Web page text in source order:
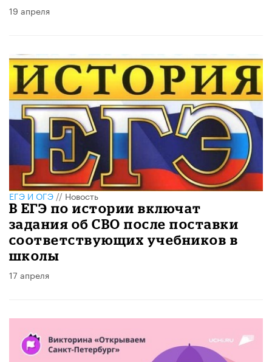
19 апреля
ЕГЭ И ОГЭ//Новость
В ЕГЭ по истории включат
задания об СВО после поставки
соответствующих учебников в
школы
17 апреля